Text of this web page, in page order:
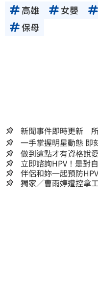
高雄 女嬰
保母
新聞事件即時更新 所
一手
做到這點才有資格說
立即諮詢HPV！是對
嫌晚！
伴侶和妳一起預防
獨家／曹雨婷遭控拿